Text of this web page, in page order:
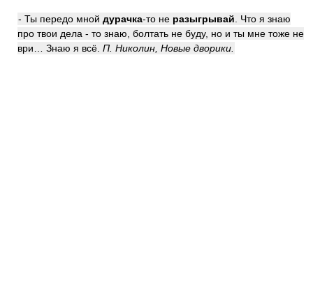
- Ты передо мной дурачка-то не разыгрывай . Что я знаю
про твои дела - то знаю, болтать не буду, но и ты мне тоже не
ври… Знаю я всё. П. Николин, Новые дворики.